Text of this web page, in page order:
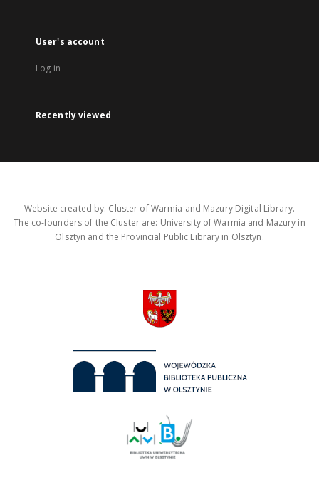
User's account
Log in
Recently viewed
Website created by: Cluster of Warmia and Mazury Digital Library.
The co-founders of the Cluster are: University of Warmia and Mazury in
Olsztyn and the Provincial Public Library in Olsztyn.